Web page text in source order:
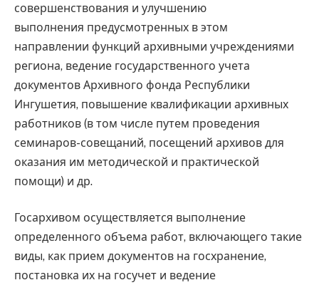
совершенствования и улучшению
выполнения предусмотренных в этом
направлении функций архивными учреждениями
региона, ведение государственного учета
документов Архивного фонда Республики
Ингушетия, повышение квалификации архивных
работников (в том числе путем проведения
семинаров-совещаний, посещений архивов для
оказания им методической и практической
помощи) и др.
Госархивом осуществляется выполнение
определенного объема работ, включающего такие
виды, как прием документов на госхранение,
постановка их на госучет и ведение